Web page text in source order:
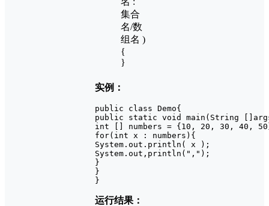
集合
名/数
组名 )
{
}
实例：
public class Demo{
public static void main(String
int [] numbers = {10, 20, 30, 40,
for(int x : numbers){
System.out.println( x );
System.out,println(",");
}
}
}
运行结果：